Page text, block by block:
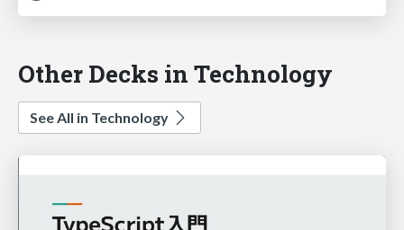
Other Decks in Technology
See All in Technology